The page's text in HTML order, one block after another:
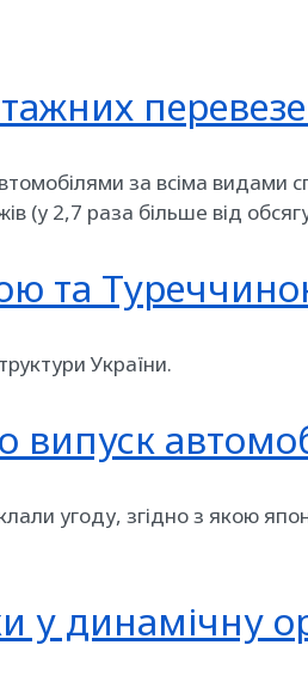
за всіма видами
(у 2,7 раза більше від
та
України.
випуск
угоду, згідно з якою
у динамічну